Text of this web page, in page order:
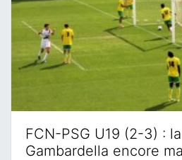
FCN-PSG U19 (2-3) :
Gambardella encore